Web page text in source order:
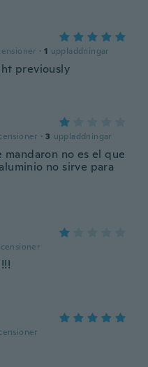
· 1 uppladdningar
previously
· 3 uppladdningar
mandaron no es el que
no sirve para